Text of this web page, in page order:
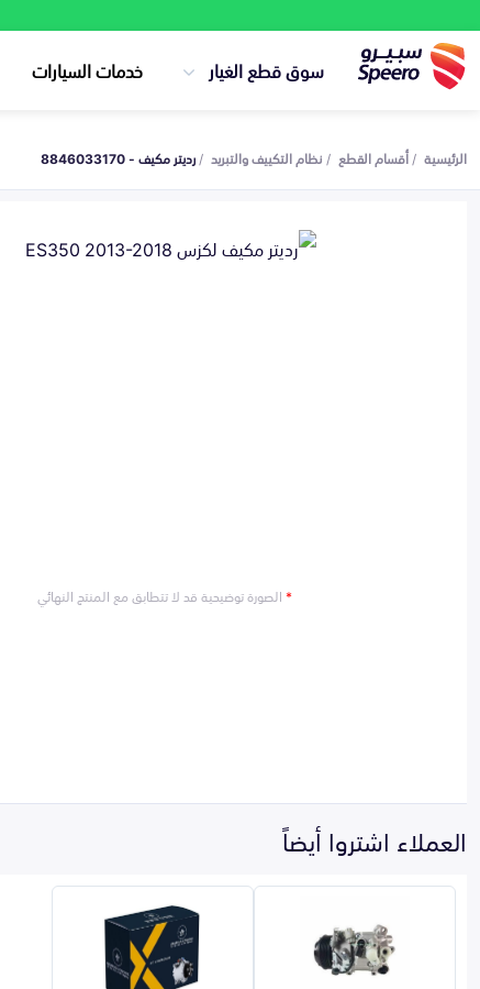
سوق قطع الغيار خدمات السيارات
الرئيسية أقسام القطع نظام التكييف والتبريد رديتر مكيف - 8846033170
*الصورة توضيحية قد لا تتطابق مع المنتج النهائي
العملاء اشتروا أيضاً